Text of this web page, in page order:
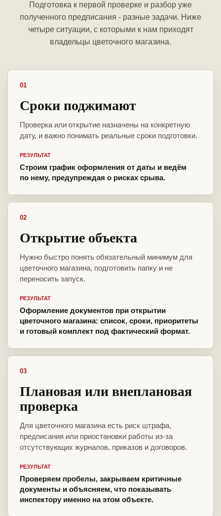
Подготовка к первой проверке и разбор уже
полученного предписания - разные задачи. Ниже
четыре ситуации, с которыми к нам приходят
владельцы цветочного магазина.
01
Сроки поджимают
Проверка или открытие назначены на конкретную
дату, и важно понимать реальные сроки подготовки.
РЕЗУЛЬТАТ
Строим график оформления от даты и ведём
по нему, предупреждая о рисках срыва.
02
Открытие объекта
Нужно быстро понять обязательный минимум для
цветочного магазина, подготовить папку и не
переносить запуск.
РЕЗУЛЬТАТ
Оформление документов при открытии
цветочного магазина: список, сроки, приоритеты
и готовый комплект под фактический формат.
03
Плановая или внеплановая
проверка
Для цветочного магазина есть риск штрафа,
предписания или приостановки работы из-за
отсутствующих журналов, приказов и договоров.
РЕЗУЛЬТАТ
Проверяем пробелы, закрываем критичные
документы и объясняем, что показывать
инспектору именно на этом объекте.